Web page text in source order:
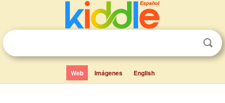
Web Imágenes English